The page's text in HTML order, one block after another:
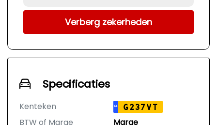
Verberg zekerheden
Specificaties
Kenteken NL G237VT
BTW of Marge
Marge